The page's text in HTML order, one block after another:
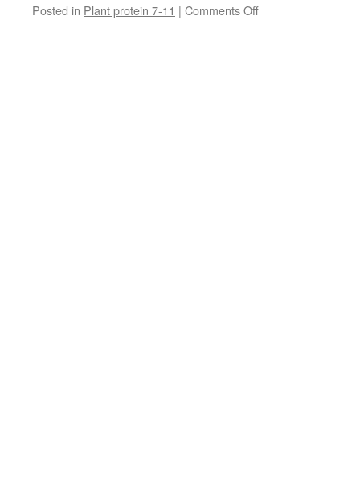
Posted in Plant protein 7-11 | Comments Offon